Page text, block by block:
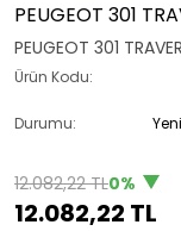
PEUGEOT 301
PEUGEOT 301
Ürün Kodu:
Durumu: Yeni
12.082,22 TL0%
12.082,22 TL